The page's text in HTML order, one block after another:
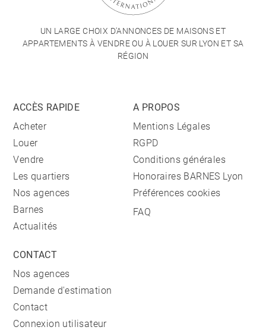
UN LARGE CHOIX D'ANNONCES DE MAISONS ET
APPARTEMENTS À VENDRE OU À LOUER SUR LYON ET SA
RÉGION
ACCÈS RAPIDE
Acheter
Louer
Vendre
Les quartiers
Nos agences
Barnes
Actualités
A PROPOS
Mentions Légales
RGPD
Conditions générales
Honoraires BARNES Lyon
Préférences cookies
FAQ
CONTACT
Nos agences
Demande d'estimation
Contact
Connexion utilisateur